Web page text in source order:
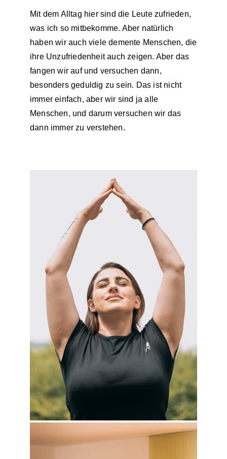
Mit dem Alltag hier sind die Leute zufrieden,
was ich so mitbekomme. Aber natürlich
haben wir auch viele demente Menschen, die
ihre Unzufriedenheit auch zeigen. Aber das
fangen wir auf und versuchen dann,
besonders geduldig zu sein. Das ist nicht
immer einfach, aber wir sind ja alle
Menschen, und darum versuchen wir das
dann immer zu verstehen.